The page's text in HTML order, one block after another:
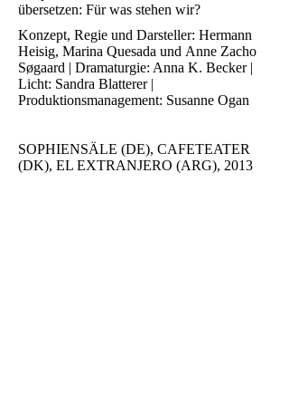
übersetzen: Für was stehen wir?
Konzept, Regie und Darsteller: Hermann
Heisig, Marina Quesada und Anne Zacho
Søgaard | Dramaturgie: Anna K. Becker |
Licht: Sandra Blatterer |
Produktionsmanagement: Susanne Ogan
SOPHIENSÄLE (DE), CAFETEATER
(DK), EL EXTRANJERO (ARG), 2013